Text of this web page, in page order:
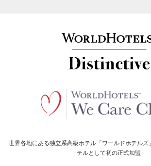
世界各地にある独立系高級ホテル「ワールドホテル
テルとして初の正式加盟